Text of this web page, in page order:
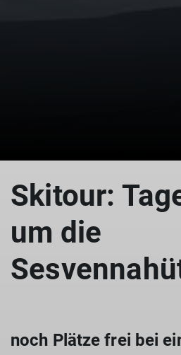
Skitour:
um die
noch Plätze frei bei